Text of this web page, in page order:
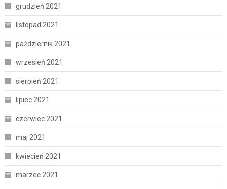
grudzień 2021
listopad 2021
październik 2021
wrzesień 2021
sierpień 2021
lipiec 2021
czerwiec 2021
maj 2021
kwiecień 2021
marzec 2021